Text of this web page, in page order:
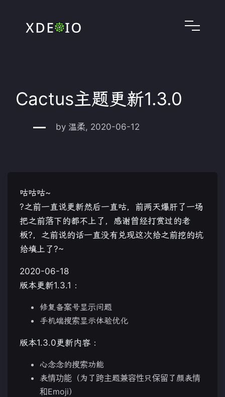
Cactus主题更新1.3.0
by 温柔, 2020-06-12
咕咕咕~
?之前一直说更新然后一直咕，前两天爆肝了一场
把之前落下的都不上了，感谢曾经打赏过的老
板?，之前说的话一直没有兑现这次给之前挖的坑
给填上了?~
2020-06-18
版本更新1.3.1 ：
修复备案号显示问题
手机端搜索显示体验优化
版本1.3.0更新内容 ：
心念念的搜索功能
表情功能（为了跨主题兼容性只保留了颜表情
和Emoji）